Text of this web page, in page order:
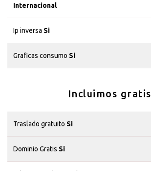
Internacional
Ip inversa Si
Graficas consumo Si
Incluimos gratis
Traslado gratuito Si
Dominio Gratis Si